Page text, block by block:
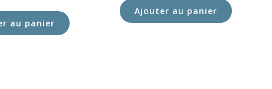
au panier
Ajouter au panier